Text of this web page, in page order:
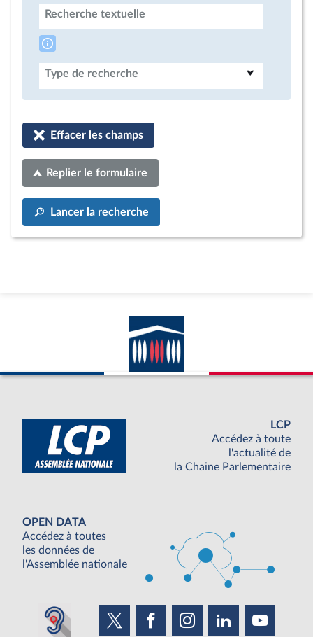
Recherche textuelle
Type de recherche
Effacer les champs
Replier le formulaire
Lancer la recherche
LCP
Accédez à toute
l'actualité de
la Chaine Parlementaire
OPEN DATA
Accédez à toutes
les données de
l'Assemblée nationale